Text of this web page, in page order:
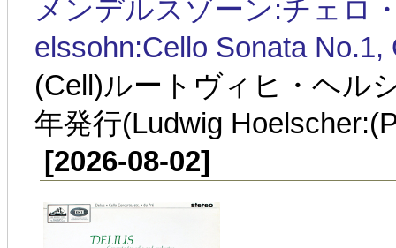
メンデルスゾーン:チェロ
elssohn:Cello Sonata No.1,
(Cell)ルートヴィヒ・ヘル
年発行(Ludwig
[2026-08-02]